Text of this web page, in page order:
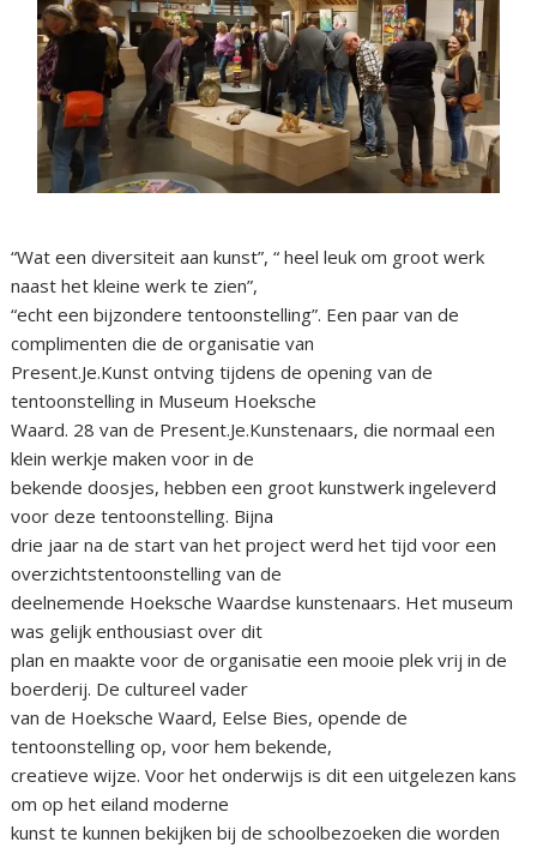
“Wat een diversiteit aan kunst”, “ heel leuk om groot werk
naast het kleine werk te zien”,
“echt een bijzondere tentoonstelling”. Een paar van de
complimenten die de organisatie van
Present.Je.Kunst ontving tijdens de opening van de
tentoonstelling in Museum Hoeksche
Waard. 28 van de Present.Je.Kunstenaars, die normaal een
klein werkje maken voor in de
bekende doosjes, hebben een groot kunstwerk ingeleverd
voor deze tentoonstelling. Bijna
drie jaar na de start van het project werd het tijd voor een
overzichtstentoonstelling van de
deelnemende Hoeksche Waardse kunstenaars. Het museum
was gelijk enthousiast over dit
plan en maakte voor de organisatie een mooie plek vrij in de
boerderij. De cultureel vader
van de Hoeksche Waard, Eelse Bies, opende de
tentoonstelling op, voor hem bekende,
creatieve wijze. Voor het onderwijs is dit een uitgelezen kans
om op het eiland moderne
kunst te kunnen bekijken bij de schoolbezoeken die worden